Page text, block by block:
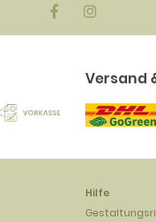
Versand
Hilfe